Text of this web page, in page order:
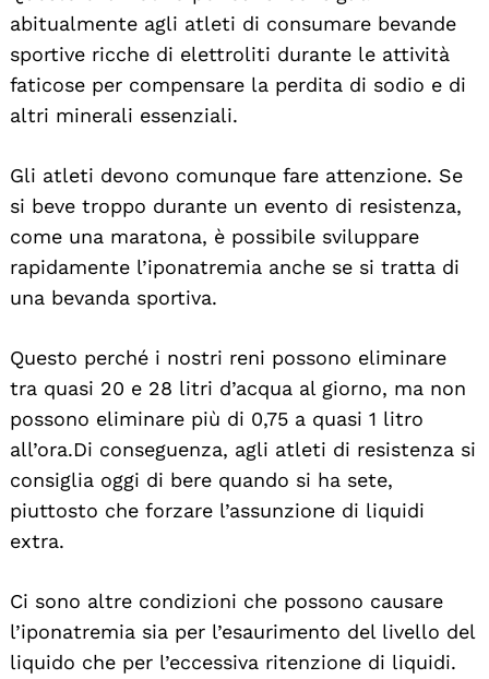
abitualmente agli atleti di consumare bevande
sportive ricche di elettroliti durante le attività
faticose per compensare la perdita di sodio e di
altri minerali essenziali.
Gli atleti devono comunque fare attenzione. Se
si beve troppo durante un evento di resistenza,
come una maratona, è possibile sviluppare
rapidamente l’iponatremia anche se si tratta di
una bevanda sportiva.
Questo perché i nostri reni possono eliminare
tra quasi 20 e 28 litri d’acqua al giorno, ma non
possono eliminare più di 0,75 a quasi 1 litro
all’ora. Di conseguenza, agli atleti di resistenza si
consiglia oggi di bere quando si ha sete,
piuttosto che forzare l’assunzione di liquidi
extra.
Ci sono altre condizioni che possono causare
l’iponatremia sia per l’esaurimento del livello del
liquido che per l’eccessiva ritenzione di liquidi.